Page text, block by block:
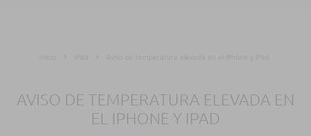
Aviso de temperatura elevada en el iPhone y iPad
AVISO DE TEMPERATURA ELEVADA EN
EL IPHONE Y IPAD